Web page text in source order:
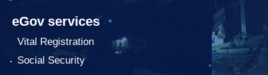
eGov services
Vital Registration
Social Security